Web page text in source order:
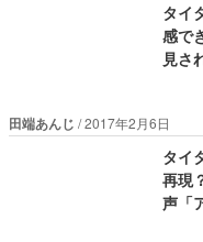
タイ
感で
見さ
田端あんじ 2017年2月6日
タイ
再現
声「